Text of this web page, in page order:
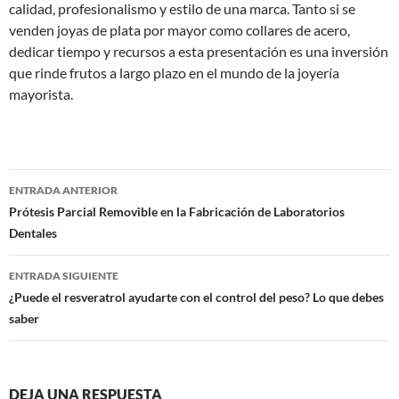
calidad, profesionalismo y estilo de una marca. Tanto si se
venden joyas de plata por mayor como collares de acero,
dedicar tiempo y recursos a esta presentación es una inversión
que rinde frutos a largo plazo en el mundo de la joyería
mayorista.
Navegación
de
entradas
ENTRADA ANTERIOR
Prótesis Parcial Removible en la Fabricación de Laboratorios
Dentales
ENTRADA SIGUIENTE
¿Puede el resveratrol ayudarte con el control del peso? Lo que debes
saber
DEJA UNA RESPUESTA